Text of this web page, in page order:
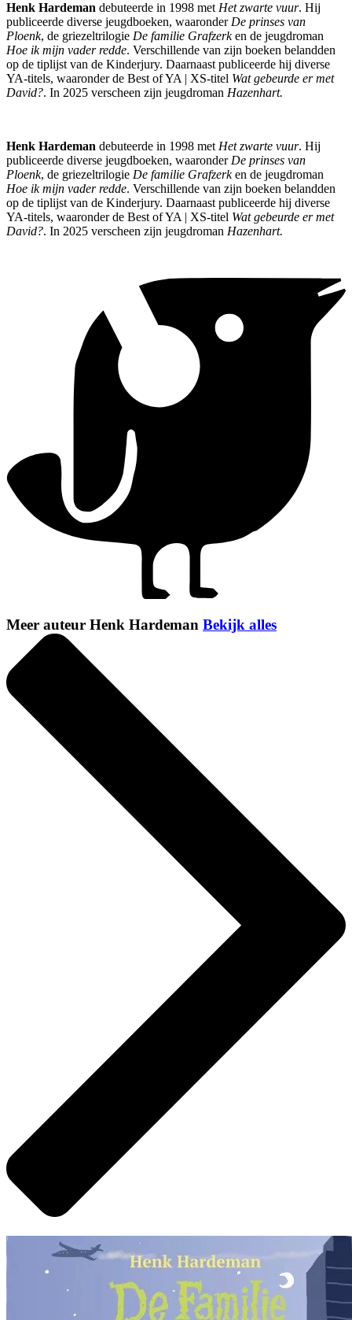
Henk Hardeman debuteerde in 1998 met Het zwarte vuur. Hij
publiceerde diverse jeugdboeken, waaronder De prinses van
Ploenk, de griezeltrilogie De familie Grafzerken de jeugdroman
Hoe ik mijn vader redde. Verschillende van zijn boeken belandden
op de tiplijst van de Kinderjury. Daarnaast publiceerde hij diverse
YA-titels, waaronder de Best of YA | XS-titel Wat gebeurde er met
David?. In 2025 verscheen zijn jeugdroman Hazenhart.
Henk Hardeman debuteerde in 1998 met Het zwarte vuur. Hij
publiceerde diverse jeugdboeken, waaronder De prinses van
Ploenk, de griezeltrilogie De familie Grafzerken de jeugdroman
Hoe ik mijn vader redde. Verschillende van zijn boeken belandden
op de tiplijst van de Kinderjury. Daarnaast publiceerde hij diverse
YA-titels, waaronder de Best of YA | XS-titel Wat gebeurde er met
David?. In 2025 verscheen zijn jeugdroman Hazenhart.
Meer auteur Henk Hardeman Bekijk alles